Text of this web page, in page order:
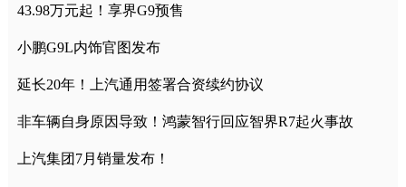
43.98万元起！享界G9预售
小鹏G9L内饰官图发布
延长20年！上汽通用签署合资续约协议
非车辆自身原因导致！鸿蒙智行回应智界R7起火事故
上汽集团7月销量发布！